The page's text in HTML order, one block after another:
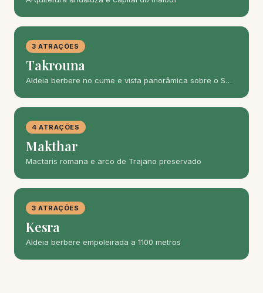
3 ATRAÇÕES
Takrouna
Aldeia berbere no cume e vista panorâmica sobre o S…
4 ATRAÇÕES
Makthar
Mactaris romana e arco de Trajano preservado
3 ATRAÇÕES
Kesra
Aldeia berbere empoleirada a 1100 metros